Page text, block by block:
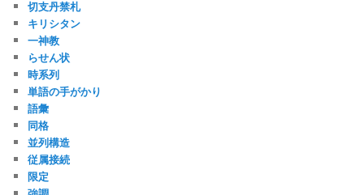
切支丹禁札
キリシタン
一神教
らせん状
時系列
単語の手がかり
語彙
同格
並列構造
従属接続
限定